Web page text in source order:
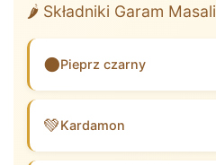
🌶️ Składniki Garam Masali
⚫Pieprz czarny
💚Kardamon